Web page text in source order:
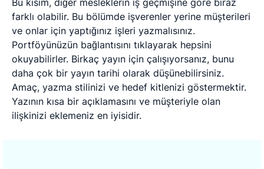
farklı olabilir. Bu bölümde işverenler yerine müşterileri
ve onlar için yaptığınız işleri yazmalısınız.
Portföyünüzün bağlantısını tıklayarak hepsini
okuyabilirler. Birkaç yayın için çalışıyorsanız, bunu
daha çok bir yayın tarihi olarak düşünebilirsiniz.
Amaç, yazma stilinizi ve hedef kitlenizi göstermektir.
Yazının kısa bir açıklamasını ve müşteriyle olan
ilişkinizi eklemeniz en iyisidir.